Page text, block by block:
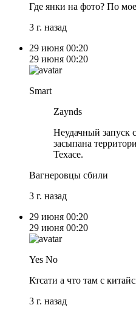
Где янки на фото? По
3 г. назад
29 июня 00:20
29 июня 00:20
Smart
Zaynds
Неудачный запуск
засыпана
Техасе.
Вагнеровцы сбили
3 г. назад
29 июня 00:20
29 июня 00:20
Yes No
Ктсати а что там с
3 г. назад